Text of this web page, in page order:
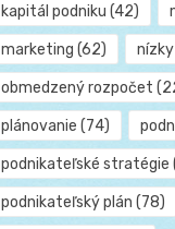
kapitál podniku (42)
marketing (62)
obmedzený rozpočet
plánovanie (74)
podnikateľské stratégie
podnikateľský plán (78)